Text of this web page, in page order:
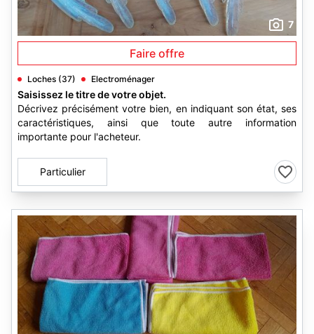
7
Faire offre
Loches (37) Electroménager
Saisissez le titre de votre objet.
Décrivez précisément votre bien, en indiquant son état, ses
caractéristiques, ainsi que toute autre information
importante pour l'acheteur.
Particulier